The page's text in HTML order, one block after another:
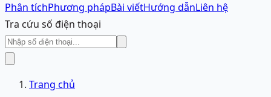
Phân tíchPhương phápBài viếtHướng dẫnLiên hệ
Tra cứu số điện thoại
Trang chủ